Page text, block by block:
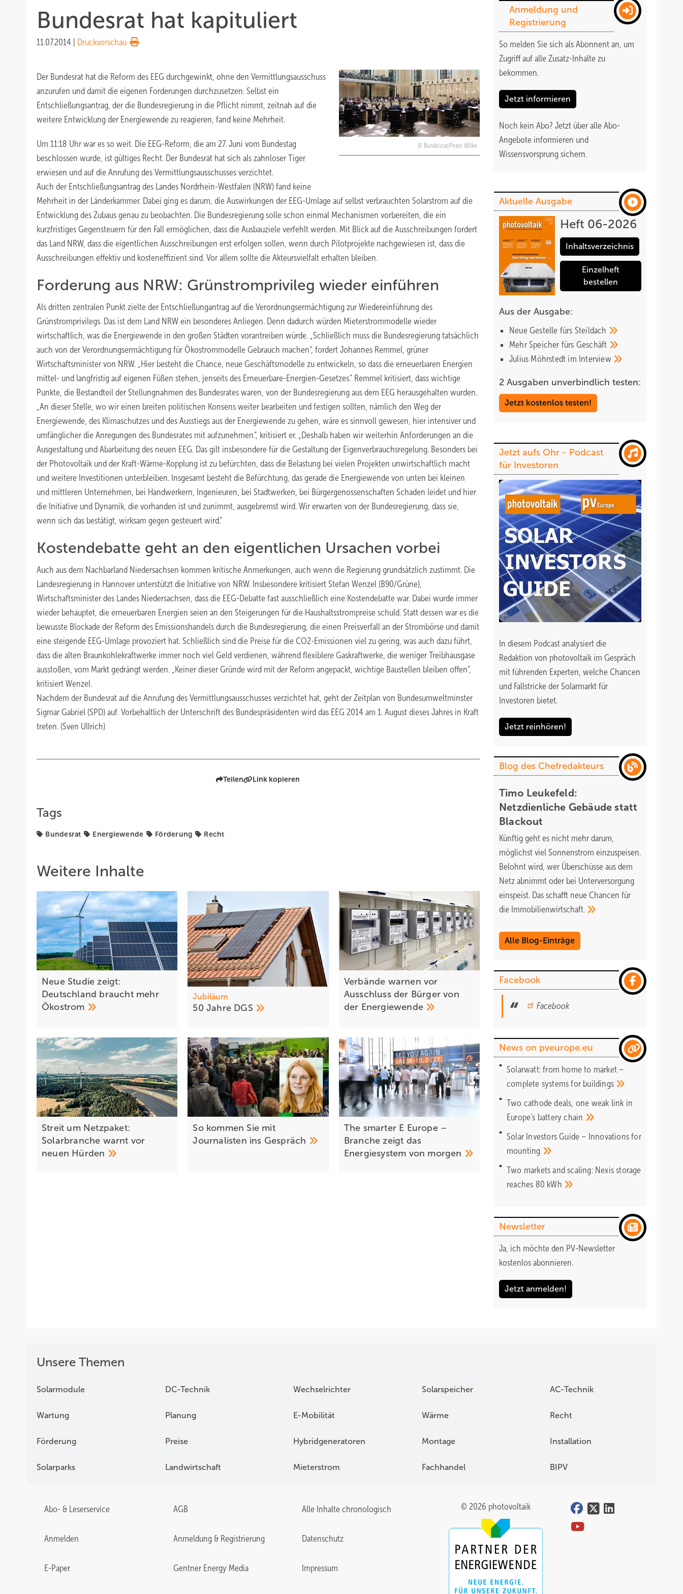
Bundesrat hat kapituliert
11.07.2014 Druckvorschau
Bundesrat/Peter Wilke
Der Bundesrat hat die Reform des EEG durchgewinkt, ohne den Vermittlungsausschuss
anzurufen und damit die eigenen Forderungen durchzusetzen. Selbst ein
Entschließungsantrag, der die Bundesregierung in die Pflicht nimmt, zeitnah auf die
weitere Entwicklung der Energiewende zu reagieren, fand keine Mehrheit.
Um 11:18 Uhr war es so weit. Die EEG-Reform, die am 27. Juni vom Bundestag
beschlossen wurde, ist gültiges Recht. Der Bundesrat hat sich als zahnloser Tiger
erwiesen und auf die Anrufung des Vermittlungsausschusses verzichtet.
Auch der Entschließungsantrag des Landes Nordrhein-Westfalen (NRW) fand keine
Mehrheit in der Länderkammer. Dabei ging es darum, die Auswirkungen der EEG-Umlage auf selbst verbrauchten Solarstrom auf die
Entwicklung des Zubaus genau zu beobachten. Die Bundesregierung solle schon einmal Mechanismen vorbereiten, die ein
kurzfristiges Gegensteuern für den Fall ermöglichen, dass die Ausbauziele verfehlt werden. Mit Blick auf die Ausschreibungen fordert
das Land NRW, dass die eigentlichen Ausschreibungen erst erfolgen sollen, wenn durch Pilotprojekte nachgewiesen ist, dass die
Ausschreibungen effektiv und kosteneffizient sind. Vor allem sollte die Akteursvielfalt erhalten bleiben.
Forderung aus NRW: Grünstromprivileg wieder einführen
Als dritten zentralen Punkt zielte der Entschließungantrag auf die Verordnungsermächtigung zur Wiedereinführung des
Grünstromprivilegs. Das ist dem Land NRW ein besonderes Anliegen. Denn dadurch würden Mieterstrommodelle wieder
wirtschaftlich, was die Energiewende in den großen Städten vorantreiben würde. „Schließlich muss die Bundesregierung tatsächlich
auch von der Verordnungsermächtigung für Ökostrommodelle Gebrauch machen“, fordert Johannes Remmel, grüner
Wirtschaftsminister von NRW. „Hier besteht die Chance, neue Geschäftsmodelle zu entwickeln, so dass die erneuerbaren Energien
mittel- und langfristig auf eigenen Füßen stehen, jenseits des Erneuerbare-Energien-Gesetzes.“ Remmel kritisiert, dass wichtige
Punkte, die Bestandteil der Stellungnahmen des Bundesrates waren, von der Bundesregierung aus dem EEG herausgehalten wurden.
„An dieser Stelle, wo wir einen breiten politischen Konsens weiter bearbeiten und festigen sollten, nämlich den Weg der
Energiewende, des Klimaschutzes und des Ausstiegs aus der Energiewende zu gehen, wäre es sinnvoll gewesen, hier intensiver und
umfänglicher die Anregungen des Bundesrates mit aufzunehmen.“, kritisiert er. „Deshalb haben wir weiterhin Anforderungen an die
Ausgestaltung und Abarbeitung des neuen EEG. Das gilt insbesondere für die Gestaltung der Eigenverbrauchsregelung. Besonders bei
der Photovoltaik und der Kraft-Wärme-Kopplung ist zu befürchten, dass die Belastung bei vielen Projekten unwirtschaftlich macht
und weitere Investitionen unterbleiben. Insgesamt besteht die Befürchtung, das gerade die Energiewende von unten bei kleinen
und mittleren Unternehmen, bei Handwerkern, Ingenieuren, bei Stadtwerken, bei Bürgergenossenschaften Schaden leidet und hier
die Initiative und Dynamik, die vorhanden ist und zunimmt, ausgebremst wird. Wir erwarten von der Bundesregierung, dass sie,
wenn sich das bestätigt, wirksam gegen gesteuert wird.“
Kostendebatte geht an den eigentlichen Ursachen vorbei
Auch aus dem Nachbarland Niedersachsen kommen kritische Anmerkungen, auch wenn die Regierung grundsätzlich zustimmt. Die
Landesregierung in Hannover unterstützt die Initiative von NRW. Insbesondere kritisiert Stefan Wenzel (B90/Grüne),
Wirtschaftsminister des Landes Niedersachsen, dass die EEG-Debatte fast ausschließlich eine Kostendebatte war. Dabei wurde immer
wieder behauptet, die erneuerbaren Energien seien an den Steigerungen für die Haushaltsstrompreise schuld. Statt dessen war es die
bewusste Blockade der Reform des Emissionshandels durch die Bundesregierung, die einen Preisverfall an der Strombörse und damit
eine steigende EEG-Umlage provoziert hat. Schließlich sind die Preise für die CO2-Emissionen viel zu gering, was auch dazu führt,
dass die alten Braunkohlekraftwerke immer noch viel Geld verdienen, während flexiblere Gaskraftwerke, die weniger Treibhausgase
ausstoßen, vom Markt gedrängt werden. „Keiner dieser Gründe wird mit der Reform angepackt, wichtige Baustellen bleiben offen“,
kritisiert Wenzel.
Nachdem der Bundesrat auf die Anrufung des Vermittlungsausschusses verzichtet hat, geht der Zeitplan von Bundesumweltminster
Sigmar Gabriel (SPD) auf. Vorbehaltlich der Unterschrift des Bundespräsidenten wird das EEG 2014 am 1. August dieses Jahres in Kraft
treten. (Sven Ullrich)
Teilen Link kopieren
Tags
Bundesrat Energiewende Förderung Recht
Weitere Inhalte
Neue Studie zeigt:
Deutschland braucht mehr
Ökostrom
Jubiläum
50 Jahre DGS
Verbände warnen vor
Ausschluss der Bürger von
der Energiewende
Streit um Netzpaket:
Solarbranche warnt vor
neuen Hürden
So kommen Sie mit
Journalisten ins Gespräch
The smarter E Europe –
Branche zeigt das
Energiesystem von morgen
Anmeldung und
Registrierung
So melden Sie sich als Abonnent an, um
Zugriff auf alle Zusatz-Inhalte zu
bekommen.
Jetzt informieren
Noch kein Abo? Jetzt über alle Abo-
Angebote informieren und
Wissensvorsprung sichern.
Aktuelle Ausgabe
Heft 06-2026
Inhaltsverzeichnis
Einzelheft
bestellen
Aus der Ausgabe:
Neue Gestelle fürs Steildach
Mehr Speicher fürs Geschäft
Julius Möhrstedt im Interview
2 Ausgaben unverbindlich testen:
Jetzt kostenlos testen!
Jetzt aufs Ohr - Podcast
für Investoren
In diesem Podcast analysiert die
Redaktion von photovoltaik im Gespräch
mit führenden Experten, welche Chancen
und Fallstricke der Solarmarkt für
Investoren bietet.
Jetzt reinhören!
Blog des Chefredakteurs
Timo Leukefeld:
Netzdienliche Gebäude statt
Blackout
Künftig geht es nicht mehr darum,
möglichst viel Sonnenstrom einzuspeisen.
Belohnt wird, wer Überschüsse aus dem
Netz abnimmt oder bei Unterversorgung
einspeist. Das schafft neue Chancen für
die Immobilienwirtschaft.
Alle Blog-Einträge
Facebook
Facebook
News on pveurope.eu
Solarwatt: from home to market –
complete systems for buildings
Two cathode deals, one weak link in
Europe's batterychain
Solar Investors Guide – Innovations for
mounting
Two markets and scaling: Nexis storage
reaches 80 kWh
Newsletter
Ja, ich möchte den PV-Newsletter
kostenlos abonnieren.
Jetzt anmelden!
Unsere Themen
Solarmodule DC-Technik Wechselrichter Solarspeicher AC-Technik
Wartung Planung E-Mobilität Wärme Recht
Förderung Preise Hybridgeneratoren Montage Installation
Solarparks Landwirtschaft Mieterstrom Fachhandel BIPV
Abo- & Leserservice AGB Alle Inhalte chronologisch
Anmelden Anmeldung & Registrierung Datenschutz
E-Paper Gentner Energy Media Impressum
© 2026 photovoltaik